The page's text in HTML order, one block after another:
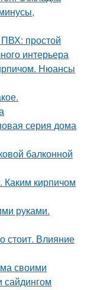
простой
интерьера
Нюансы
серия дома
балконной
Каким кирпичом
руками.
стоит. Влияние
своими
сайдингом